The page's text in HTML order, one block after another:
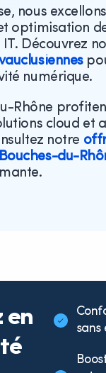
nous
optimisation
Découvrez
numérique.
Rhône
cloud et
notre
du-
en